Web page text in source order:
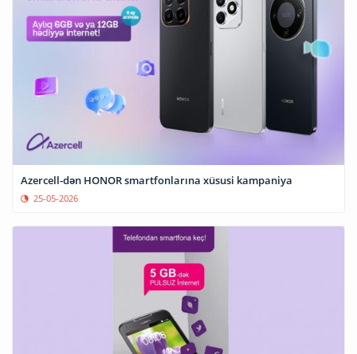
Azercell-dən HONOR smartfonlarına xüsusi kampaniya
25-05-2026